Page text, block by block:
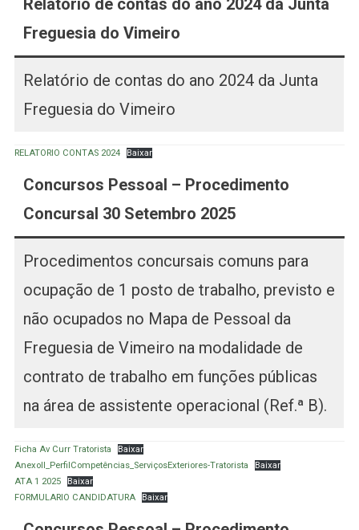
Relatório de contas do ano 2024 da Junta
Freguesia do Vimeiro
Relatório de contas do ano 2024 da Junta
Freguesia do Vimeiro
RELATORIO CONTAS 2024 Baixar
Concursos Pessoal – Procedimento
Concursal 30 Setembro 2025
Procedimentos concursais comuns para
ocupação de 1 posto de trabalho, previsto e
não ocupados no Mapa de Pessoal da
Freguesia de Vimeiro na modalidade de
contrato de trabalho em funções públicas
na área de assistente operacional (Ref.ª B).
Ficha Av Curr Tratorista
Baixar
AnexoII_PerfilCompetências_ServiçosExteriores-Tratorista
Baixar
ATA 1 2025
Baixar
FORMULARIO CANDIDATURA
Baixar